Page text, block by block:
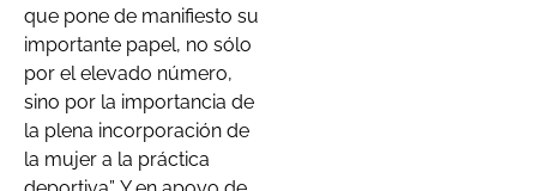
que pone de manifiesto su
importante papel, no sólo
por el elevado número,
sino por la importancia de
la plena incorporación de
la mujer a la práctica